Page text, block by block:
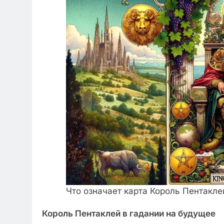
Что означает карта Король
Король Пентаклей в гадании на будущее